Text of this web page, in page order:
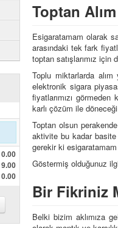
0.00
9.00
0.00
Toptan Alım
Esigaratamam olarak
arasındaki tek fark
toptan satışlarımız için
Toplu miktarlarda
elektronik sigara
fiyatlarımızı
karlı çözüm ile
Toptan olsun
aktivite bu kadar
gerekir ki
Göstermiş olduğunuz
Bir Fikriniz
Belki bizim aklımıza